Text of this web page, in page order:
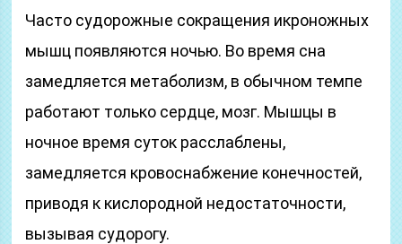
Часто судорожные сокращения икроножных
мышц появляются ночью. Во время сна
замедляется метаболизм, в обычном темпе
работают только сердце, мозг. Мышцы в
ночное время суток расслаблены,
замедляется кровоснабжение конечностей,
приводя к кислородной недостаточности,
вызывая судорогу.